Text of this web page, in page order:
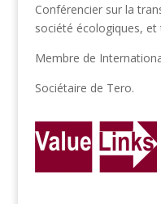
Conférencier sur la
société écologiques, et
Membre de
Sociétaire de Tero.